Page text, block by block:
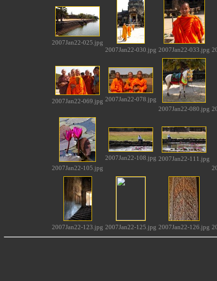
2007Jan22-025.jpg
2007Jan22-030.jpg 2007Jan22-033.jpg
2007Jan22-069.jpg 2007Jan22-078.jpg
2007Jan22-080.jpg
2007Jan22-105.jpg
2007Jan22-108.jpg 2007Jan22-111.jpg
2007Jan22-123.jpg 2007Jan22-125.jpg 2007Jan22-126.jpg